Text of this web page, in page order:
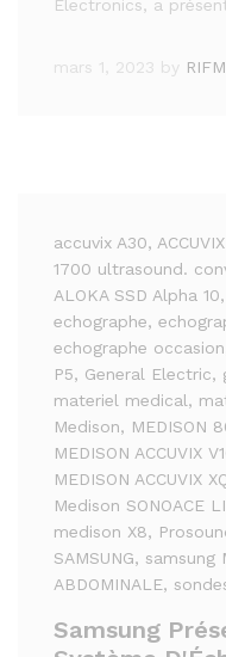
Electronics, a
mars 1, 2023 by
accuvix A30,
1700 ultrasound.
ALOKA SSD Alpha 10
echographe,
echographe occasion
P5, General Electric,
materiel medical,
Medison, MEDISON
MEDISON ACCUVIX
MEDISON ACCUVIX
Medison SONOACE
medison X8,
SAMSUNG, samsung
ABDOMINALE,
Samsung